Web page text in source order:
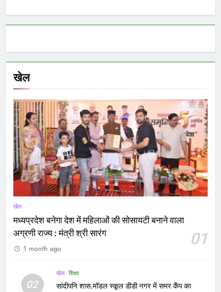
खेल
खेल
मध्यप्रदेश बनेगा देश में महिलाओं की सोसायटी बनाने वाला
अग्रणी राज्य : मंत्री श्री सारंग
01
1 month ago
02
खेल शिक्षा
सांदीपनि शास.मॉडल स्कूल डीडी नगर में समर कैंप का